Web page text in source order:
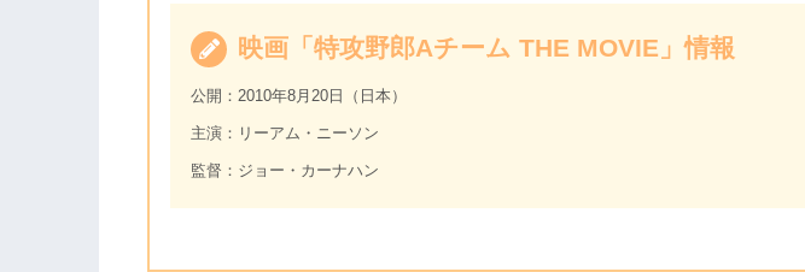
映画「特攻野郎Aチーム THE MOVIE」情報
公開：2010年8月20日（日本）
主演：リーアム・ニーソン
監督：ジョー・カーナハン